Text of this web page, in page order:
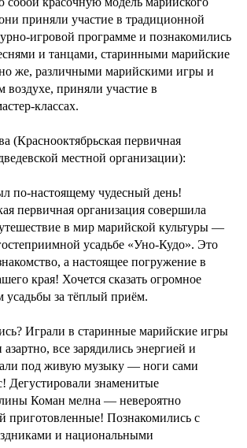
приняли участие в традиционной
игровой программе и познакомились
и танцами, старинными марийские
же, различными марийскими игры и
воздухе, приняли участие в
классах.
(Краснооктябрьская первичная
местной организации):
по-настоящему чудесный день!
первичная организация совершила
в мир марийской культуры —
усадьбе «Уно-Кудо». Это
а настоящее погружение в
края! Хочется сказать огромное
усадьбы за тёплый приём.
Играли в старинные марийские игры
все зарядились энергией и
под живую музыку — ноги сами
Дегустировали знаменитые
Коман мелна — невероятно
приготовленные! Познакомились с
и национальными